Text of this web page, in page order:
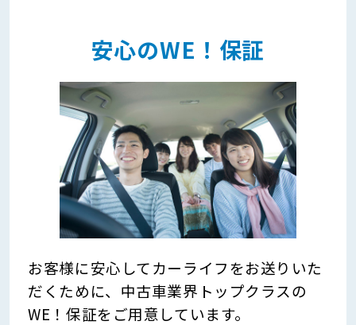
安心のWE！保証
お客様に安心してカーライフをお送りいた
だくために、中古車業界トップクラスの
WE！保証をご用意しています。